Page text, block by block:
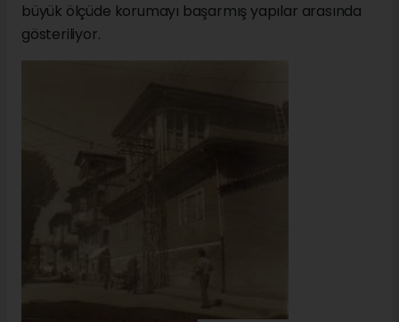
büyük ölçüde korumayı başarmış yapılar arasında
gösteriliyor.